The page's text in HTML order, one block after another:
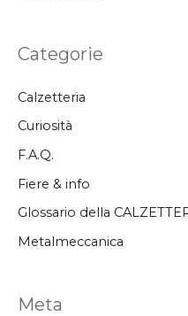
Categorie
Calzetteria
Curiosità
F.A.Q.
Fiere & info
Glossario della
Metalmeccanica
Meta